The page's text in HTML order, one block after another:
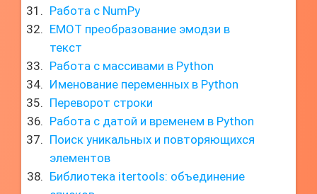
Работа с NumPy
EMOT преобразование эмодзи в
текст
Работа с массивами в Python
Именование переменных в Python
Переворот строки
Работа с датой и временем в Python
Поиск уникальных и повторяющихся
элементов
Библиотека itertools: объединение